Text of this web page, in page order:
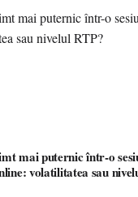
mai puternic într-o
volatilitatea sau